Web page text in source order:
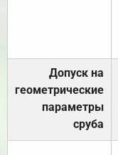
Допуск на
геометрические
параметры
сруба